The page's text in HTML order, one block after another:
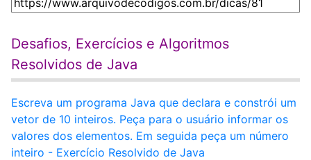
Desafios, Exercícios e Algoritmos
Resolvidos de Java
Escreva um programa Java que declara e constrói um
vetor de 10 inteiros. Peça para o usuário informar os
valores dos elementos. Em seguida peça um número
inteiro - Exercício Resolvido de Java